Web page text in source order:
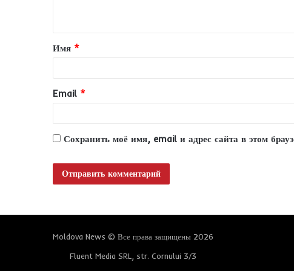
т
а
и
й
*
Имя *
Email *
Сохранить моё имя, email и адрес сайта в этом
Moldova News © Все права защищены 2026
Fluent Media SRL, str. Cornului 3/3